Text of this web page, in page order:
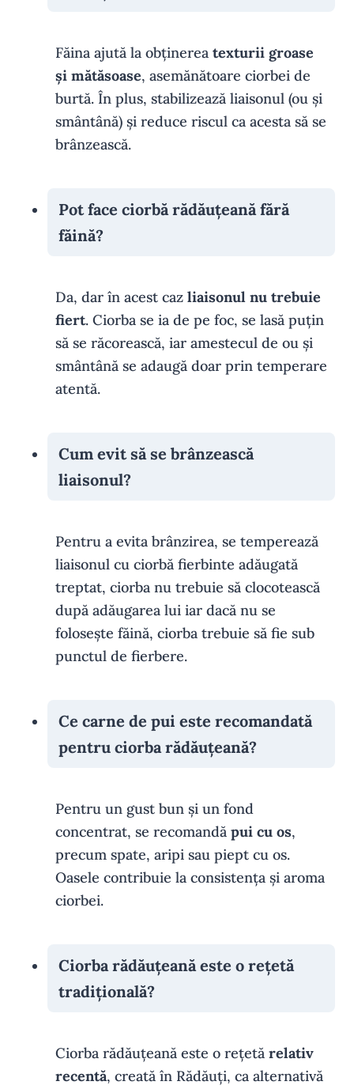
Făina ajută la obținerea texturii groase
și mătăsoase, asemănătoare ciorbei de
burtă. În plus, stabilizează liaisonul (ou și
smântână) și reduce riscul ca acesta să se
brânzească.
Pot face ciorbă rădăuțeană fără
făină?
Da, dar în acest caz liaisonul nu trebuie
fiert. Ciorba se ia de pe foc, se lasă puțin
să se răcorească, iar amestecul de ou și
smântână se adaugă doar prin temperare
atentă.
Cum evit să se brânzească
liaisonul?
Pentru a evita brânzirea, se temperează
liaisonul cu ciorbă fierbinte adăugată
treptat, ciorba nu trebuie să clocotească
după adăugarea lui iar dacă nu se
folosește făină, ciorba trebuie să fie sub
punctul de fierbere.
Ce carne de pui este recomandată
pentru ciorba rădăuțeană?
Pentru un gust bun și un fond
concentrat, se recomandă pui cu os,
precum spate, aripi sau piept cu os.
Oasele contribuie la consistența și aroma
ciorbei.
Ciorba rădăuțeană este o rețetă
tradițională?
Ciorba rădăuțeană este o rețetă relativ
recentă, creată în Rădăuți, ca alternativă